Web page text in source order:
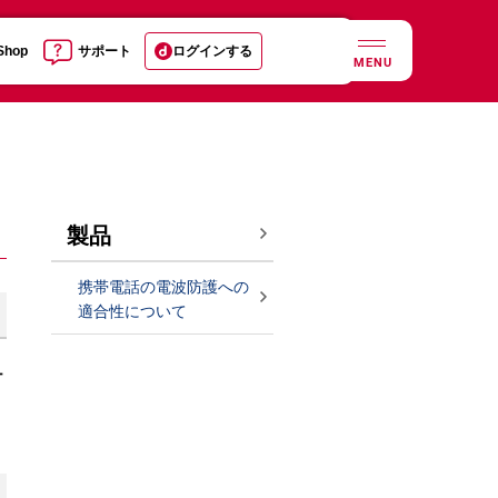
サポート ログインする
MENU
製品
携帯電話の電波防護への
適合性について